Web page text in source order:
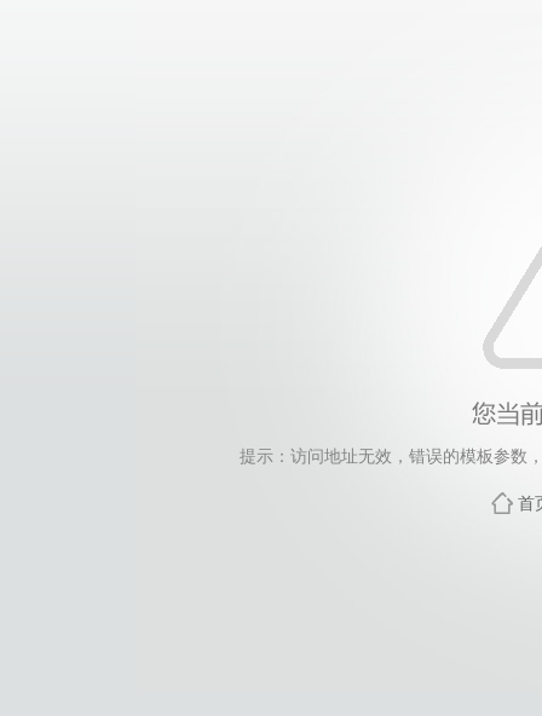
提示：访问地址无效，错误的模板参数
首